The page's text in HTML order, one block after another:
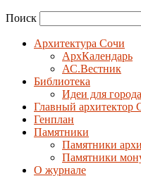
Поиск
Архитектура Сочи
АрхКалендарь
АС.Вестник
Библиотека
Идеи для города
Главный архитектор
Генплан
Памятники
Памятники
Памятники
О журнале